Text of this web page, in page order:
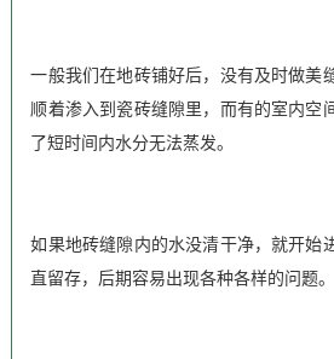
一般我们在地砖铺好后，没有及时做美
顺着渗入到瓷砖缝隙里，而有的室内空
了短时间内水分无法蒸发。
如果地砖缝隙内的水没清干净，就开始
直留存，后期容易出现各种各样的问题。